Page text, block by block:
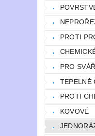
PROTI
PRO
TEPELNĚ
PROTI
KOVOVÉ